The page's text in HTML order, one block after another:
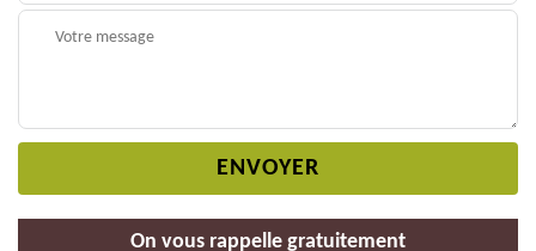
On vous rappelle gratuitement